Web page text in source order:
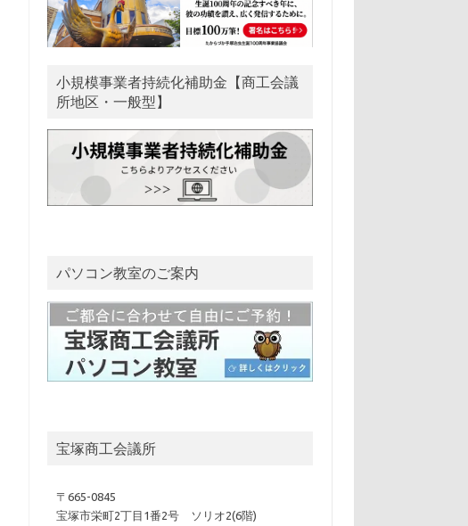
小規模事業者持続化補助金【商工会議
所地区・一般型】
パソコン教室のご案内
宝塚商工会議所
〒665-0845
宝塚市栄町2丁目1番2号 ソリオ2(6階)